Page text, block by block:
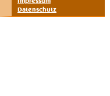
Datenschutz